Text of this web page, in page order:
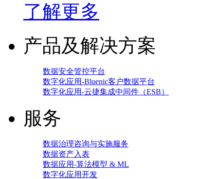
了解更多
产品及解决方案
数据安全管控平台
数字化应用-Bluenic客户数据平台
数字化应用-云捷集成中间件（ESB）
服务
数据治理咨询与实施服务
数据资产入表
数据应用-算法模型 & ML
数字化应用开发